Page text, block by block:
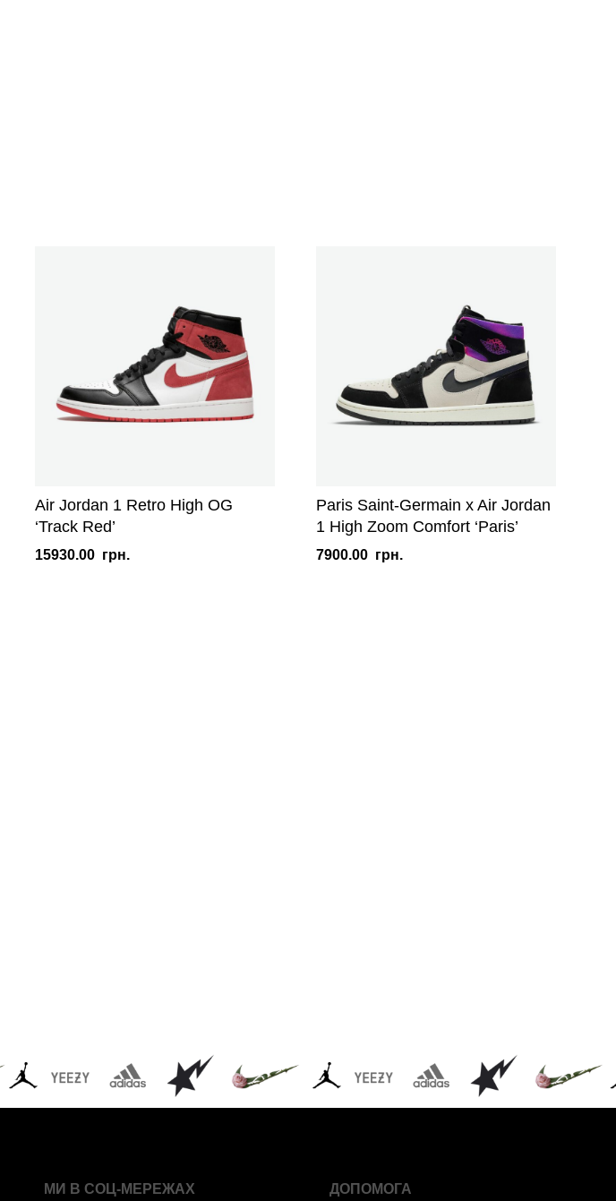
Air Jordan 1 Retro High OG
‘Track Red’
15930.00 грн.
Paris Saint-Germain x Air Jordan
1 High Zoom Comfort ‘Paris’
7900.00 грн.
МИ В СОЦ-МЕРЕЖАХ ДОПОМОГА